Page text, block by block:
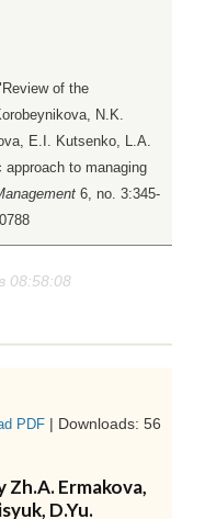
of the
N.K.
E.I. Kutsenko, L.A.
to managing
6, no. 3:345-
08:58:08
PDF | Downloads: 56
Ermakova,
D.Yu.